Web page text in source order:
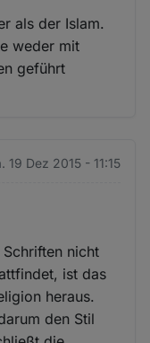
als der Islam.
weder mit
geführt
19 Dez 2015 - 11:15
nicht
ist das
heraus.
den Stil